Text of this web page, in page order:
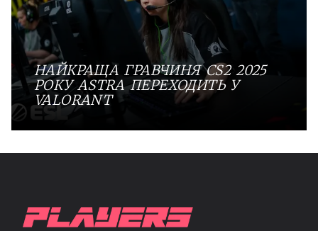
НАЙКРАЩА ГРАВЧИНЯ CS2 2025
РОКУ ASTRA ПЕРЕХОДИТЬ У
VALORANT